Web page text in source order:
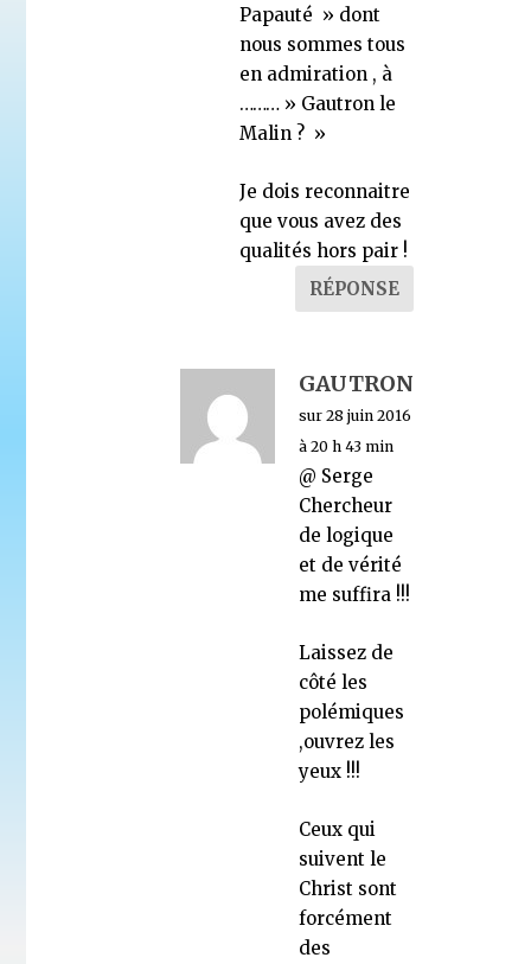
Papauté » dont
nous sommes tous
en admiration , à
……… » Gautron le
Malin ? »
Je dois reconnaitre
que vous avez des
qualités hors pair !
RÉPONSE
GAUTRON
sur 28 juin 2016
à 20 h 43 min
@ Serge
Chercheur
de logique
et de vérité
me suffira !!!
Laissez de
côté les
polémiques
,ouvrez les
yeux !!!
Ceux qui
suivent le
Christ sont
forcément
des